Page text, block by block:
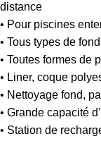
distance
• Pour piscines
• Tous types de fond
• Toutes formes de
• Liner, coque
• Nettoyage fond,
• Grande capacité
• Station de